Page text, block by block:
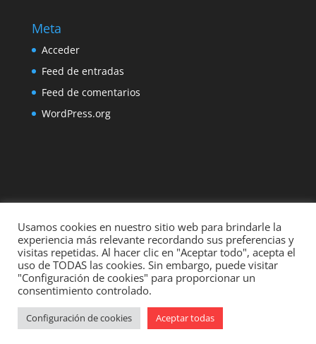
Meta
Acceder
Feed de entradas
Feed de comentarios
WordPress.org
Diseñado porElegant Themes| Desarrollado por
WordPress
Usamos cookies en nuestro sitio web para brindarle la
experiencia más relevante recordando sus preferencias y
visitas repetidas. Al hacer clic en "Aceptar todo", acepta el
uso de TODAS las cookies. Sin embargo, puede visitar
"Configuración de cookies" para proporcionar un
consentimiento controlado.
Configuración de cookies Aceptar todas